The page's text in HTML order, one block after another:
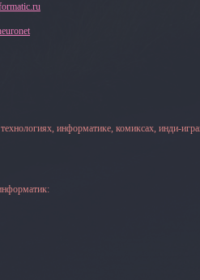
информатике, комиксах, инди-